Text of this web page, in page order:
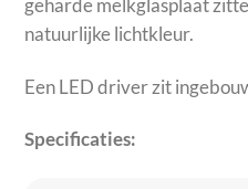
geharde melkglasplaat
natuurlijke lichtkleur.
Een LED driver zit
Specificaties: